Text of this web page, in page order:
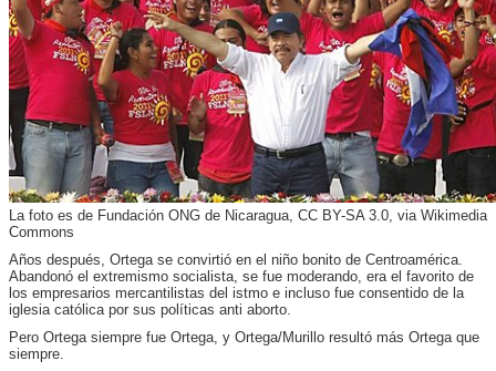
La foto es de Fundación ONG de Nicaragua, CC BY-SA 3.0, via Wikimedia
Commons
Años después, Ortega se convirtió en el niño bonito de Centroamérica.
Abandonó el extremismo socialista, se fue moderando, era el favorito de
los empresarios mercantilistas del istmo e incluso fue consentido de la
iglesia católica por sus políticas anti aborto.
Pero Ortega siempre fue Ortega, y Ortega/Murillo resultó más Ortega que
siempre.